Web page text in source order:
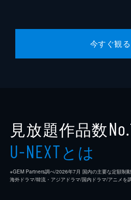
今すぐ観る
見放題作品数
U-NEXTとは
※GEM Partners調べ/2026年7⽉ 国内の主要な定額制
海外ドラマ/韓流・アジアドラマ/国内ドラマ/アニメを